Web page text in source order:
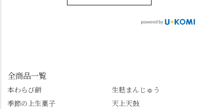
さんに一言お声かけて
きました。 •お茶丸 •天
上天鼓 •天楽 •完熟南紅
梅ゼリー 上記4点も定番
の和菓子。 完熟南紅梅
へ。青もみじがきらき
な…」と半ば諦めてい
たら、上の方にはまだ
ちの日常の魅力を発信
ツ #みずは北川 #わらび
餅 #抹茶わらび餅
全商品一覧
本わらび餅
生麩まんじゅう
季節の上生菓子
天上天鼓